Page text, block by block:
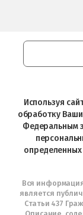
Используя
обработку
Федеральным
определенных
Вся
является
Статьи 437